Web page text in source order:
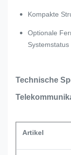
Kompakte
Optionale
Technische
Artikel